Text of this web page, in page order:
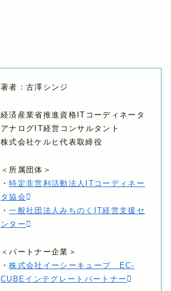
著者：古澤シンジ
経済産業省推進資格ITコーディネータ
アナログIT経営コンサルタント
株式会社ケルヒ代表取締役
＜所属団体＞
・特定非営利活動法人ITコーディネー
タ協会
・一般社団法人みちのくIT経営支援セ
ンター
＜パートナー企業＞
・株式会社イーシーキューブ EC-
CUBEインテグレートパートナー